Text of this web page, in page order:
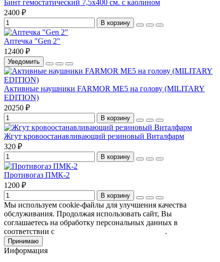
Бинт гемостатический 7,5х400 см. с каолином
2400 ₽
В корзину
Аптечка "Gen 2"
12400 ₽
Уведомить
Активные наушники FARMOR ME5 на голову (MILITARY
EDITION)
20250 ₽
В корзину
Жгут кровоостанавливающий резиновый Виталфарм
320 ₽
В корзину
Противогаз ПМК-2
1200 ₽
В корзину
Мы используем cookie-файлы для улучшения качества
обслуживания. Продолжая использовать сайт, Вы
соглашаетесь на обработку персональных данных в
соответствии с
.
Принимаю
Информация